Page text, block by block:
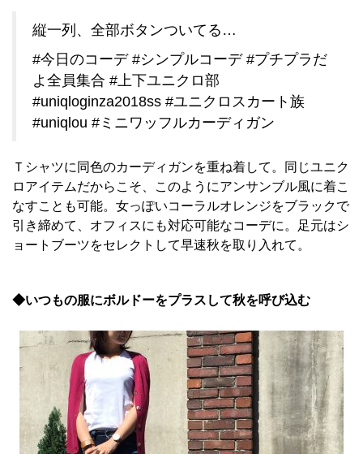
縦一列、全部ボタンついてる…
#今日のコーデ #シンプルコーデ #プチプラだ
よ全員集合 #上下ユニクロ部
#uniqloginza2018ss #ユニクロスカート族
#uniqlou #ミニワッフルカーディガン
Ｔシャツに同色のカーディガンを重ね着して。同じユニク
ロアイテムだからこそ、このようにアンサンブル風に着こ
なすことも可能。女っぽいコーラルオレンジをブラックで
引き締めて、オフィスにも対応可能なコーデに。足元はシ
ョートブーツをセレクトして早速秋を取り入れて。
◆いつもの服にボルドーをプラスして秋を呼び込む